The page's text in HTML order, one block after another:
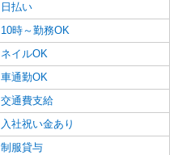
日払い
10時～勤務OK
ネイルOK
車通勤OK
交通費支給
入社祝い金あり
制服貸与